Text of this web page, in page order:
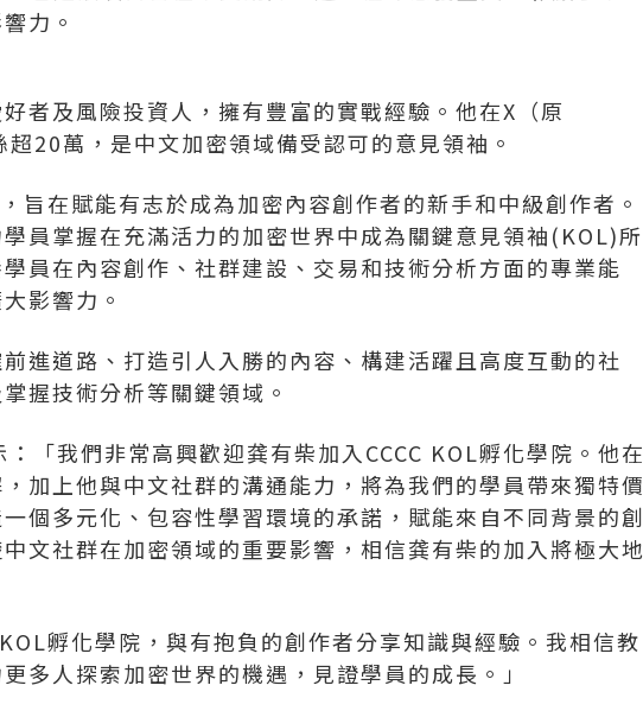
力。
者及風險投資人，擁有豐富的實戰經驗。他在X（原
20萬，是中文加密領域備受認可的意見領袖。
旨在賦能有志於成為加密內容創作者的新手和中級創作者。
員掌握在充滿活力的加密世界中成為關鍵意見領袖(KOL)所
員在內容創作、社群建設、交易和技術分析方面的專業能
影響力。
進道路、打造引人入勝的內容、構建活躍且高度互動的社
握技術分析等關鍵領域。
「我們非常高興歡迎龚有柴加入CCCC KOL孵化學院。他在
加上他與中文社群的溝通能力，將為我們的學員帶來獨特價
個多元化、包容性學習環境的承諾，賦能來自不同背景的創
文社群在加密領域的重要影響，相信龚有柴的加入將極大地
孵化學院，與有抱負的創作者分享知識與經驗。我相信教
多人探索加密世界的機遇，見證學員的成長。」